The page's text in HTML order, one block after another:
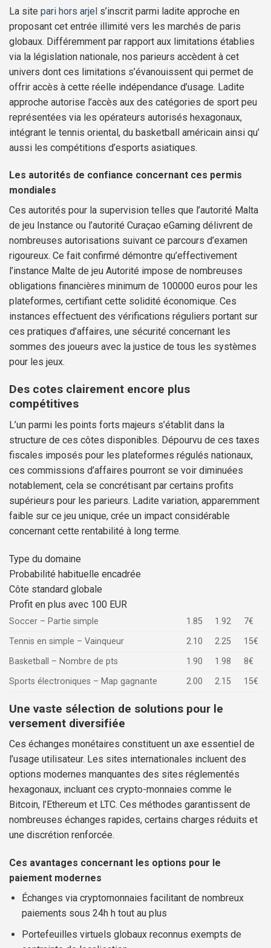
La site pari hors arjel s’inscrit parmi ladite approche en
proposant cet entrée illimité vers les marchés de paris
globaux. Différemment par rapport aux limitations établies
via la législation nationale, nos parieurs accèdent à cet
univers dont ces limitations s’évanouissent qui permet de
offrir accès à cette réelle indépendance d’usage. Ladite
approche autorise l’accès aux des catégories de sport peu
représentées via les opérateurs autorisés hexagonaux,
intégrant le tennis oriental, du basketball américain ainsi qu’
aussi les compétitions d’esports asiatiques.
Les autorités de confiance concernant ces permis
mondiales
Ces autorités pour la supervision telles que l’autorité Malta
de jeu Instance ou l’autorité Curaçao eGaming délivrent de
nombreuses autorisations suivant ce parcours d’examen
rigoureux. Ce fait confirmé démontre qu’effectivement
l’instance Malte de jeu Autorité impose de nombreuses
obligations financières minimum de 100000 euros pour les
plateformes, certifiant cette solidité économique. Ces
instances effectuent des vérifications réguliers portant sur
ces pratiques d’affaires, une sécurité concernant les
sommes des joueurs avec la justice de tous les systèmes
pour les jeux.
Des cotes clairement encore plus
compétitives
L’un parmi les points forts majeurs s’établit dans la
structure de ces côtes disponibles. Dépourvu de ces taxes
fiscales imposés pour les plateformes régulés nationaux,
ces commissions d’affaires pourront se voir diminuées
notablement, cela se concrétisant par certains profits
supérieurs pour les parieurs. Ladite variation, apparemment
faible sur ce jeu unique, crée un impact considérable
concernant cette rentabilité à long terme.
Type du domaine
Probabilité habituelle encadrée
Côte standard globale
Profit en plus avec 100 EUR
Soccer – Partie simple 1.85 1.92
7€
Tennis en simple – Vainqueur
2.10 2.25
15€
Basketball – Nombre de pts
1.90 1.98
8€
Sports électroniques – Map gagnante
2.00 2.15 15€
Une vaste sélection de solutions pour le
versement diversifiée
Ces échanges monétaires constituent un axe essentiel de
l’usage utilisateur. Les sites internationales incluent des
options modernes manquantes des sites réglementés
hexagonaux, incluant ces crypto-monnaies comme le
Bitcoin, l’Ethereum et LTC. Ces méthodes garantissent de
nombreuses échanges rapides, certains charges réduits et
une discrétion renforcée.
Ces avantages concernant les options pour le
paiement modernes
Échanges via cryptomonnaies facilitant de nombreux
paiements sous 24h h tout au plus
Portefeuilles virtuels globaux reconnus exempts de